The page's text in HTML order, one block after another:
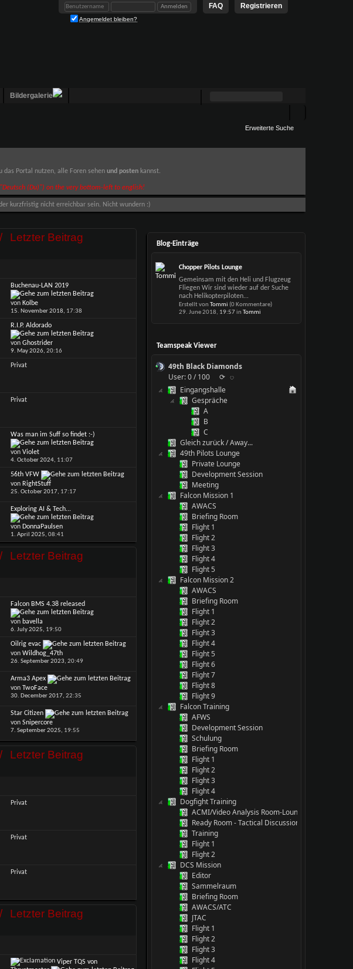
Registrieren
FAQ
Angemeldet bleiben?
Bildergalerie
Erweiterte Suche
das Portal nutzen, alle Foren sehenund posten kannst.
(Du)") on the very bottom-left to english!
kurzfristig nicht erreichbar sein. Nicht wundern :)
Letzter Beitrag
Buchenau-LAN 2019
von Kolbe
15. November 2018, 17:38
R.I.P. Aldorado
vonGhostrider
9. May 2026,20:16
Privat
Privat
Was man im Suff so findet :-)
vonViolet
4. October 2024, 11:07
56th VFW
von RightStuff
25. October 2017, 17:17
Exploring AI & Tech...
von DonnaPaulsen
1. April 2025,08:41
Letzter Beitrag
Falcon BMS 4.38 released
von bavella
6. July 2025, 19:50
Oilrig evac
vonWildhog_47th
26. September 2023,20:49
Arma3 Apex
vonTwoFace
30. December 2017,22:35
Star Citizen
vonSnipercore
7. September 2025, 19:55
Letzter Beitrag
Privat
Privat
Privat
Letzter Beitrag
Viper TQS von
Blog-Einträge
Chopper Pilots Lounge
Gemeinsam mit den Heli und Flugzeug
Fliegen Wir sind wieder auf der Suche
nach Helikopterpiloten...
Erstellt vonTommi (0 Kommentare)
29. June 2018, 19:57inTommi
Teamspeak Viewer
49th Black Diamonds
User: 0 / 100
⟳ ◌
Eingangshalle
Gespräche
A
B
C
Gleich zurück / Away...
49th Pilots Lounge
Private Lounge
Development Session
Meeting
Falcon Mission 1
AWACS
Briefing Room
Flight 1
Flight 2
Flight 3
Flight 4
Flight 5
Falcon Mission 2
AWACS
Briefing Room
Flight 1
Flight 2
Flight 3
Flight 4
Flight 5
Flight 6
Flight 7
Flight 8
Flight 9
Falcon Training
AFWS
Development Session
Schulung
Briefing Room
Flight 1
Flight 2
Flight 3
Flight 4
Dogfight Training
ACMI/Video Analysis Room-Lounge
Ready Room - Tactical Discussion
Training
Flight 1
Flight 2
DCS Mission
Editor
Sammelraum
Briefing Room
AWACS/ATC
JTAC
Flight 1
Flight 2
Flight 3
Flight 4